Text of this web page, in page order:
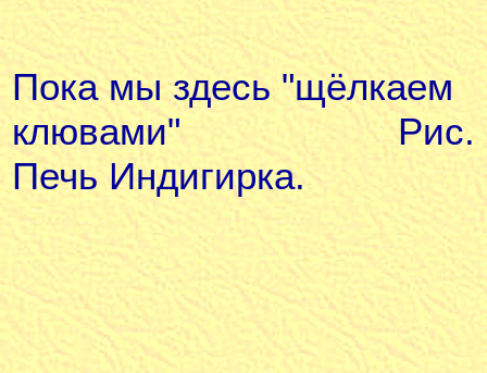
Пока мы здесь "щёлкаем
клювами"Рис.
Печь Индигирка.